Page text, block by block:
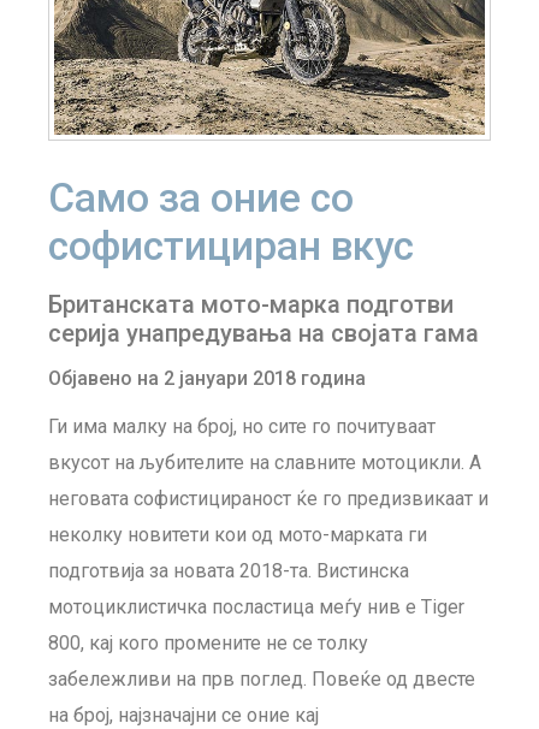
Само за оние со
софистициран вкус
Британската мото-марка подготви
серија унапредувања на својата гама
Објавено на 2 јануари 2018 година
Ги има малку на број, но сите го почитуваат
вкусот на љубителите на славните мотоцикли. А
неговата софистицираност ќе го предизвикаат и
неколку новитети кои од мото-марката ги
подготвија за новата 2018-та. Вистинска
мотоциклистичка посластица меѓу нив е Tiger
800, кај кого промените не се толку
забележливи на прв поглед. Повеќе од двесте
на број, најзначајни се оние кај